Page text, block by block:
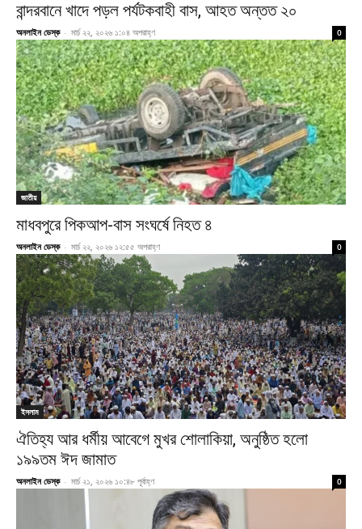
বান্দরবানে খাদে পড়ল পর্যটকবাহী বাস, আহত অন্তত ২০
অনলাইন ডেস্ক - মার্চ ২২, ২০২৬ ১:০৪ অপরাহ্ণ 0
জাতীয়
মাধবপুরে পিকআপ-বাস সংঘর্ষে নিহত ৪
অনলাইন ডেস্ক - মার্চ ২২, ২০২৬ ১২:৫৫ অপরাহ্ণ 0
ইসলাম
ঐতিহ্য আর ধর্মীয় আবেগে মুখর শোলাকিয়া, অনুষ্ঠিত হলো
১৯৯তম ঈদ জামাত
অনলাইন ডেস্ক - মার্চ ২১, ২০২৬ ১০:৪৮ পূর্বাহ্ণ 0